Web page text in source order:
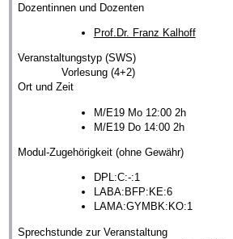
Dozentinnen und Dozenten
Prof.Dr. Franz Kalhoff
Veranstaltungstyp (SWS)
Vorlesung (4+2)
Ort und Zeit
M/E19 Mo 12:00 2h
M/E19 Do 14:00 2h
Modul-Zugehörigkeit (ohne Gewähr)
DPL:C:-:1
LABA:BFP:KE:6
LAMA:GYMBK:KO:1
Sprechstunde zur Veranstaltung